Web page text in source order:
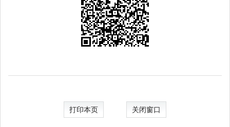
打印本页 关闭窗口